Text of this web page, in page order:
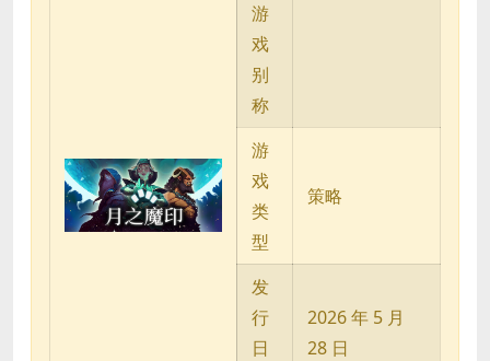
游
戏
别
称
游
戏
类
型
策略
发
行
日
2026 年 5 月
28 日